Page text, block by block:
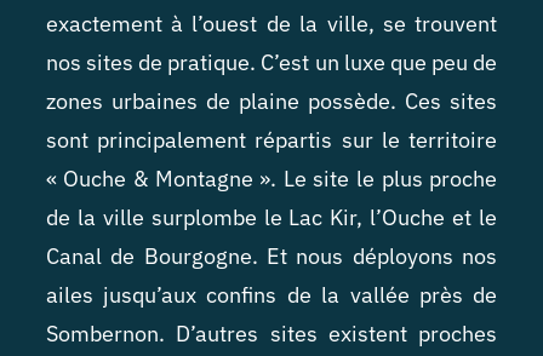
exactement à l’ouest de la ville, se trouvent
nos sites de pratique. C’est un luxe que peu de
zones urbaines de plaine possède. Ces sites
sont principalement répartis sur le territoire
« Ouche & Montagne ». Le site le plus proche
de la ville surplombe le Lac Kir, l’Ouche et le
Canal de Bourgogne. Et nous déployons nos
ailes jusqu’aux confins de la vallée près de
Sombernon. D’autres sites existent proches